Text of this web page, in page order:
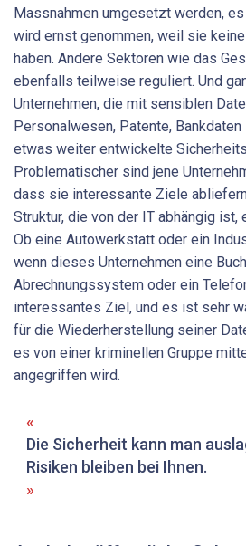
Massnahmen umgesetzt werden,
wird ernst genommen, weil sie
haben. Andere Sektoren wie das
ebenfalls teilweise reguliert. Und
Unternehmen, die mit sensiblen
Personalwesen, Patente,
etwas weiter entwickelte
Problematischer sind jene
dass sie interessante Ziele
Struktur, die von der IT abhängig
Ob eine Autowerkstatt oder ein
wenn dieses Unternehmen eine
Abrechnungssystem oder ein
interessantes Ziel, und es ist sehr
für die Wiederherstellung seiner
es von einer kriminellen Gruppe
angegriffen wird.
Die Sicherheit kann man
Risiken bleiben bei Ihnen.